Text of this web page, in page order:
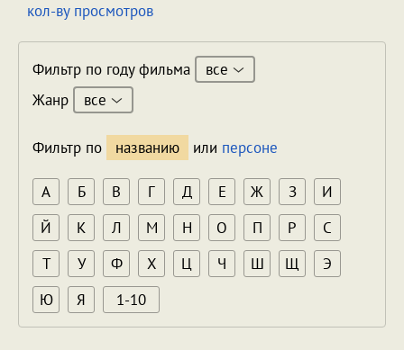
кол-ву просмотров
Фильтр по году фильма
все
Жанр
все
Фильтр по названию или персоне
А Б В Г Д Е Ж З
И
Й
К Л М Н О П Р
С
Т
У Ф Х Ц Ч Ш Щ
Э
Ю
Я 1-10